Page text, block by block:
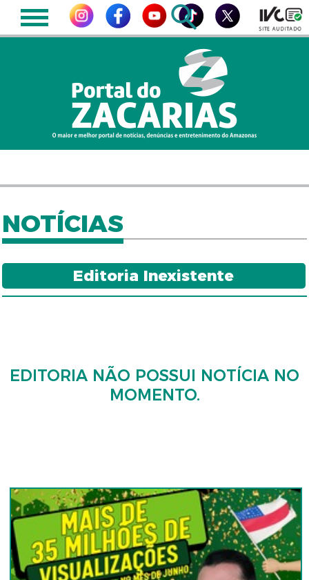
NOTÍCIAS
Editoria Inexistente
EDITORIA NÃO POSSUI NOTÍCIA NO
MOMENTO.